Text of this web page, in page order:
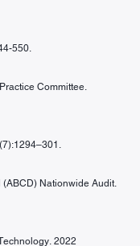
550.
Committee.
(ABCD) Nationwide Audit.
2022